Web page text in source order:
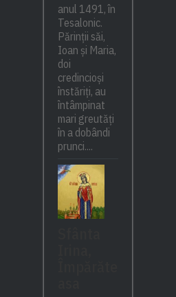
anul 1491, în
Tesalonic.
Părinții săi,
Ioan și Maria,
doi
credincioși
înstăriți, au
întâmpinat
mari greutăți
în a dobândi
prunci....